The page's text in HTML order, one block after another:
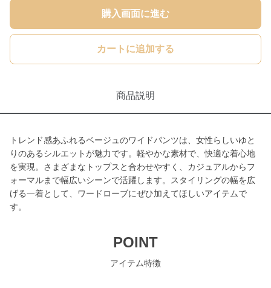
購入画面に進む
カートに追加する
商品説明
トレンド感あふれるベージュのワイドパンツは、女性らしいゆと
りのあるシルエットが魅力です。軽やかな素材で、快適な着心地
を実現。さまざまなトップスと合わせやすく、カジュアルからフ
ォーマルまで幅広いシーンで活躍します。スタイリングの幅を広
げる一着として、ワードローブにぜひ加えてほしいアイテムで
す。
POINT
アイテム特徴